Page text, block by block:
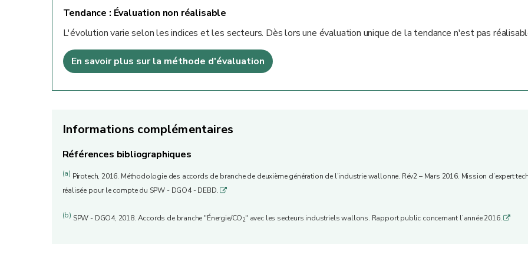
Tendance : Évaluation non réalisable
L'évolution varie selon les indices et les secteurs. Dès lors une évaluation unique de la tendance n'est pas
En savoir plus sur la méthode d'évaluation
Informations complémentaires
Références bibliographiques
(a) Pirotech, 2016. Méthodologie des accords de branche de deuxième génération de l’industrie wallonne. Rév2 – Mars 2016. Mission d’expert
réalisée pour le compte du SPW - DGO4 - DEBD.q
(b) SPW - DGO4, 2018. Accords de branche "Énergie/CO2" avec les secteurs industriels wallons. Rapport public concernant l’année 2016.q